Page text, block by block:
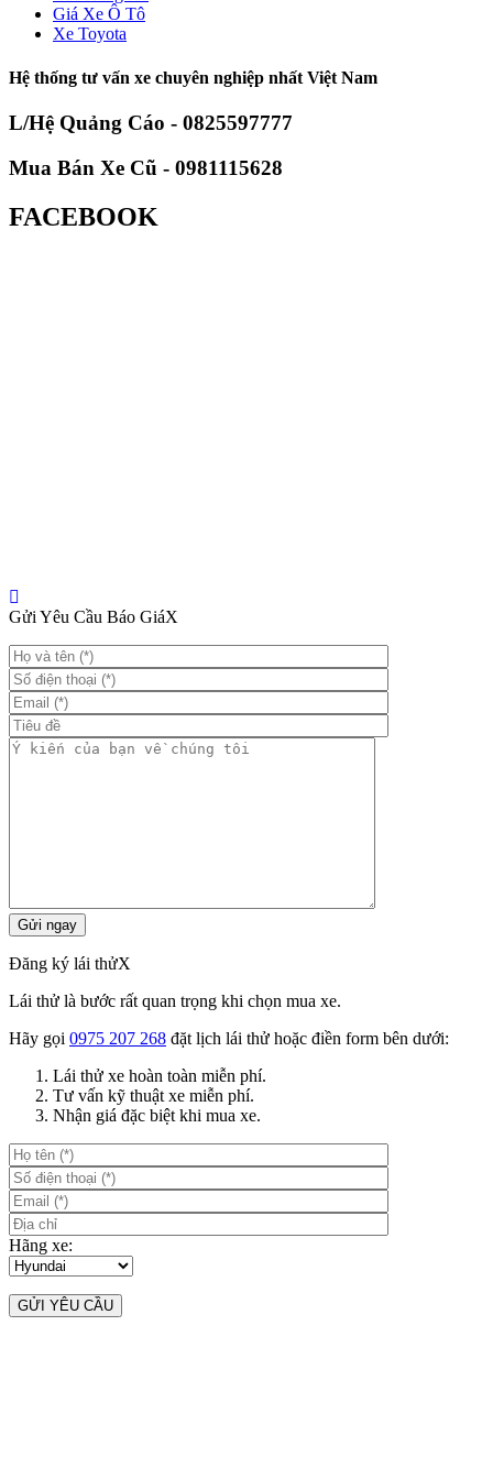
Giá Xe Ô Tô
Xe Toyota
Hệ thống tư vấn xe chuyên nghiệp nhất Việt Nam
L/Hệ Quảng Cáo - 0825597777
Mua Bán Xe Cũ - 0981115628
FACEBOOK
Gửi Yêu Cầu Báo GiáX
Đăng ký lái thửX
Lái thử là bước rất quan trọng khi chọn mua xe.
Hãy gọi 0975 207 268 đặt lịch lái thử hoặc điền form bên dưới:
Lái thử xe hoàn toàn miễn phí.
Tư vấn kỹ thuật xe miễn phí.
Nhận giá đặc biệt khi mua xe.
Hãng xe: